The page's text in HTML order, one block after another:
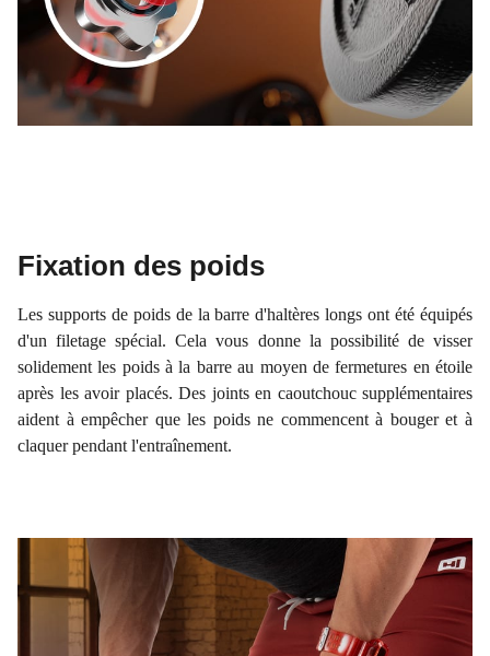
Fixation des poids
Les supports de poids de la barre d'haltères longs ont été équipés
d'un filetage spécial. Cela vous donne la possibilité de visser
solidement les poids à la barre au moyen de fermetures en étoile
après les avoir placés. Des joints en caoutchouc supplémentaires
aident à empêcher que les poids ne commencent à bouger et à
claquer pendant l'entraînement.